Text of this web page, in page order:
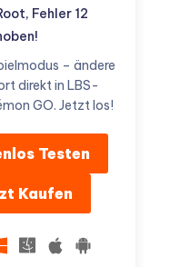
Tipps
Fehler 12
– ändere
direkt in LBS-
GO. Jetzt los!
Testen
Kaufen